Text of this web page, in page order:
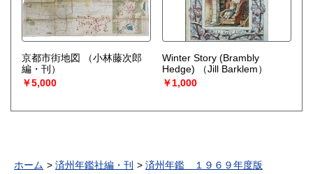
京都市街地図
（小林藤次郎
編・刊）
￥5,000
Winter Story (Brambly
Hedge)
（Jill Barklem）
￥1,000
ホーム 済州年鑑社編・刊 済州年鑑 １９６９年度版